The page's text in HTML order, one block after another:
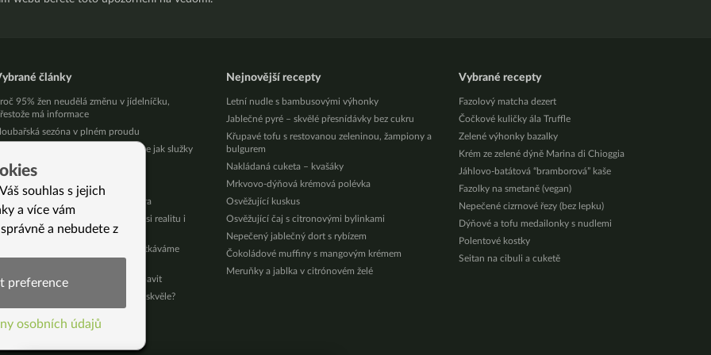
články
95% žen neudělá změnu v jídelníčku,
má informace
sezóna v plném proudu
být královny, ale chováme se jak služky
na nikl není z jídla
mám vlastně jíst?! (Lůca)
na prodejní výstavu Ezotera
RNDr. Jan Rak, Ph.D.: Tvoříme si realitu i
vařit s námi – od února se potkáváme
potíže – jak se jich zbavit
jste se naposledy cítili skutečně skvěle?
Nejnovější recepty
Letní nudle s bambusovými výhonky
Jablečné pyré – skvělé přesnídávky bez cukru
Křupavé tofu s restovanou zeleninou, žampiony a
bulgurem
Nakládaná cuketa – kvašáky
Mrkvovo-dýňová krémová polévka
Osvěžující kuskus
Osvěžující čaj s citronovými bylinkami
Nepečený jablečný dort s rybízem
Čokoládové muffiny s mangovým krémem
Meruňky a jablka v citrónovém želé
Vybrané recepty
Fazolový matcha dezert
Čočkové kuličky ála Truffle
Zelené výhonky bazalky
Krém ze zelené dýně Marina di Chioggia
Jáhlovo-batátová “bramborová” kaše
Fazolky na smetaně (vegan)
Nepečené cizrnové řezy (bez lepku)
Dýňové a tofu medailonky s nudlemi
Polentové kostky
Seitan na cibuli a cuketě
souhlas s jejich
a více vám
a nebudete z
preference
osobních údajů